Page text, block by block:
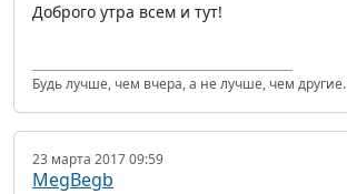
Доброго утра всем и тут!
Будь лучше, чем вчера, а не лучше, чем другие.
23 марта 2017 09:59
MegBegb